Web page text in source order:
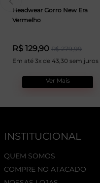
Headwear Gorro New Era
Vermelho
R$ 129,90 R$ 279,99
Em até 3x de 43,30 sem juros
Ver Mais
INSTITUCIONAL
QUEM SOMOS
COMPRE NO ATACADO